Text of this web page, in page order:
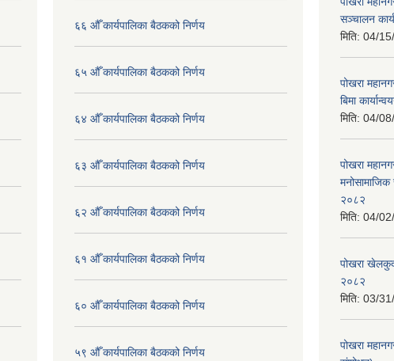
६६ औँ कार्यपालिका बैठकको निर्णय
६५ औँ कार्यपालिका बैठकको निर्णय
६४ औँ कार्यपालिका बैठकको निर्णय
६३ औँ कार्यपालिका बैठकको निर्णय
६२ औँ कार्यपालिका बैठकको निर्णय
६१ औँ कार्यपालिका बैठकको निर्णय
६० औँ कार्यपालिका बैठकको निर्णय
५९ औँ कार्यपालिका बैठकको निर्णय
सञ्चालन
मिति: 04/
पोखरा
बिमा
मिति: 04/
पोखरा
मनोसामाजिक
२०८२
मिति: 04/
पोखरा
२०८२
मिति: 03/
पोखरा